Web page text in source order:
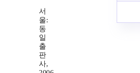
서
울:
동
일
출
판
사,